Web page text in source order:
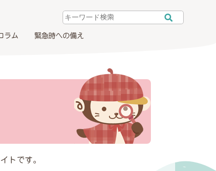
ラム 緊急時への備え
トです。